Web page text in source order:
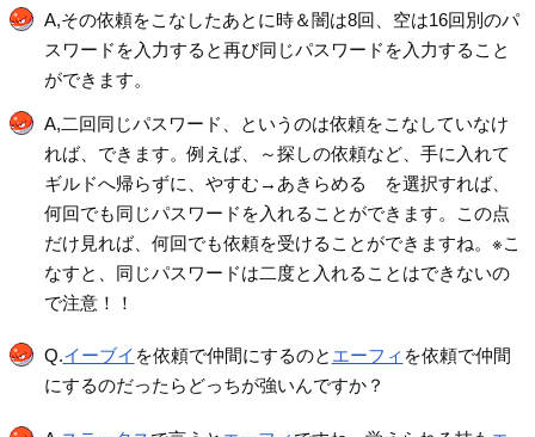
A,その依頼をこなしたあとに時＆闇は8回、空は16回別のパ
スワードを入力すると再び同じパスワードを入力すること
ができます。
A,二回同じパスワード、というのは依頼をこなしていなけ
れば、できます。例えば、～探しの依頼など、手に入れて
ギルドへ帰らずに、やすむ→あきらめる を選択すれば、
何回でも同じパスワードを入れることができます。この点
だけ見れば、何回でも依頼を受けることができますね。※こ
なすと、同じパスワードは二度と入れることはできないの
で注意！！
Q.イーブイ を依頼で仲間にするのと エーフィ を依頼で仲間
にするのだったらどっちが強いんですか？